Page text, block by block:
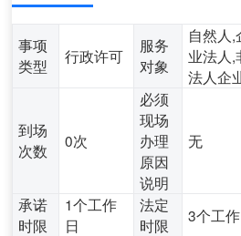
事项
类型
行政许可
服务
对象
自然人,
业法人,
法人企
到场
次数
0次
必须
现场
办理
原因
说明
无
承诺
时限
1个工作
日
法定
时限
3个工